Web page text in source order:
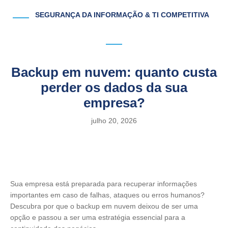
SEGURANÇA DA INFORMAÇÃO & TI COMPETITIVA
Backup em nuvem: quanto custa
perder os dados da sua
empresa?
julho 20, 2026
Sua empresa está preparada para recuperar informações
importantes em caso de falhas, ataques ou erros humanos?
Descubra por que o backup em nuvem deixou de ser uma
opção e passou a ser uma estratégia essencial para a